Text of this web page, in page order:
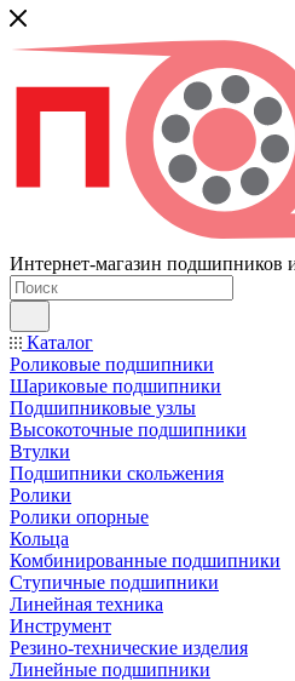
Интернет-магазин подшипников
Каталог
Роликовые подшипники
Шариковые подшипники
Подшипниковые узлы
Высокоточные подшипники
Втулки
Подшипники скольжения
Ролики
Ролики опорные
Кольца
Комбинированные подшипники
Ступичные подшипники
Линейная техника
Инструмент
Резино-технические изделия
Линейные подшипники